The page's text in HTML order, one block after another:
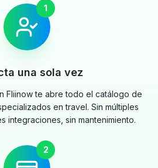
1
una sola vez
Fliinow te abre todo el catálogo de
en travel. Sin múltiples
integraciones, sin mantenimiento.
2